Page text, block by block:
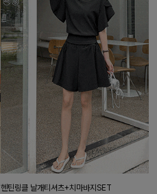
헨틴링클 날개티셔츠+치마바지SET